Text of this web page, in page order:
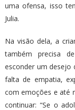
uma ofensa, isso
Julia.
Na visão dela, a
também precisa
esconder um desejo
falta de empatia,
com emoções e até
continuar: “Se o